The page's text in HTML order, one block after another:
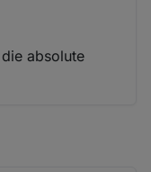
absolute